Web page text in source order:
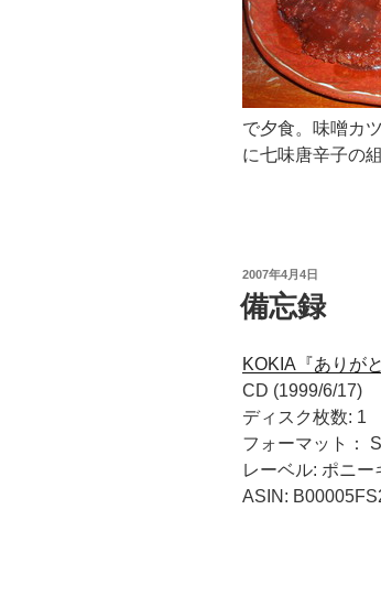
で夕食。味噌カ
に七味唐辛子の
投
稿
日:
2007年4月4日
備忘録
KOKIA『ありが
CD (1999/6/17)
ディスク枚数: 1
フォーマット：
レーベル: ポニー
ASIN: